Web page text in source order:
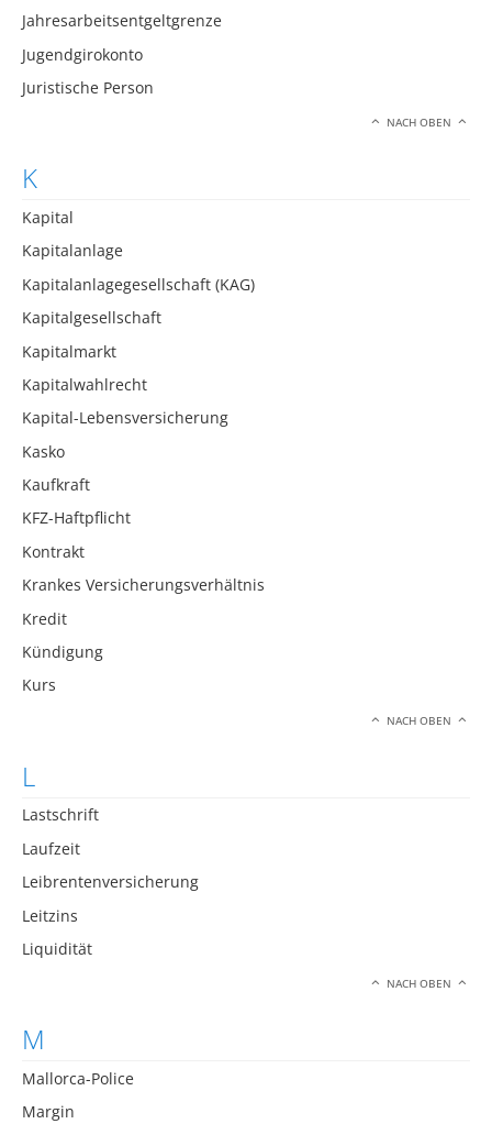
Jahresarbeitsentgeltgrenze
Jugendgirokonto
Juristische Person
NACH OBEN
K
Kapital
Kapitalanlage
Kapitalanlagegesellschaft (KAG)
Kapitalgesellschaft
Kapitalmarkt
Kapitalwahlrecht
Kapital-Lebensversicherung
Kasko
Kaufkraft
KFZ-Haftpflicht
Kontrakt
Krankes Versicherungsverhältnis
Kredit
Kündigung
Kurs
NACH OBEN
L
Lastschrift
Laufzeit
Leibrentenversicherung
Leitzins
Liquidität
NACH OBEN
M
Mallorca-Police
Margin